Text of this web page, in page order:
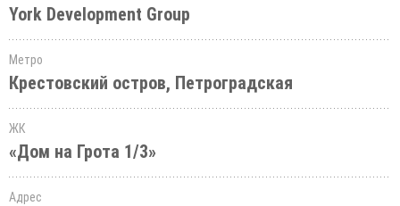
York Development Group
Метро
Крестовский остров, Петроградская
ЖК
«Дом на Грота 1/3»
Адрес